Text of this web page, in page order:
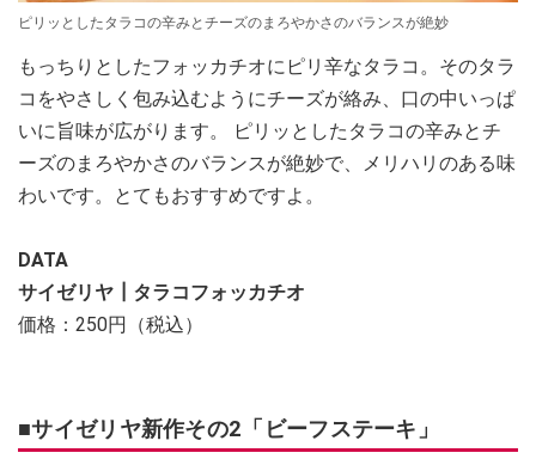
ピリッとしたタラコの辛みとチーズのまろやかさのバランスが絶妙
もっちりとしたフォッカチオにピリ辛なタラコ。そのタラ
コをやさしく包み込むようにチーズが絡み、口の中いっぱ
いに旨味が広がります。 ピリッとしたタラコの辛みとチ
ーズのまろやかさのバランスが絶妙で、メリハリのある味
わいです。とてもおすすめですよ。
DATA
サイゼリヤ┃タラコフォッカチオ
価格：250円（税込）
■サイゼリヤ新作その2「ビーフステーキ」